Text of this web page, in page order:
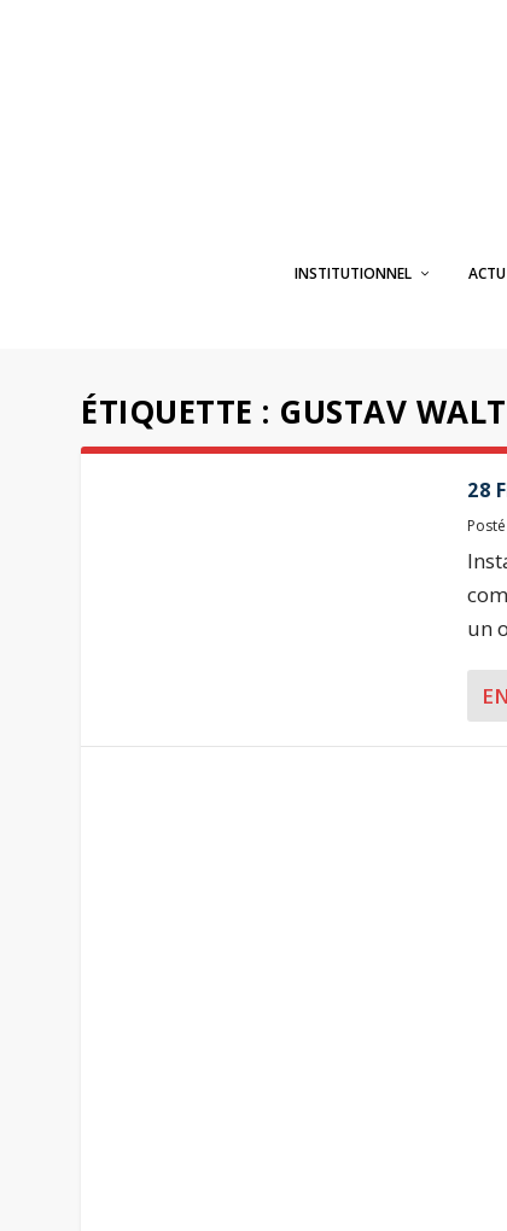
INSTITUTIONNEL
ÉTIQUETTE : GUSTAV
28
un